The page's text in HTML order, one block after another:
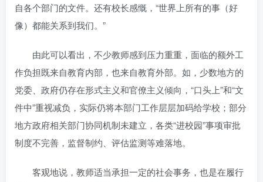
自各个部门的文件。还有校长感慨，“世界上所有的事（好
像）都能关系到我们。”
由此可以看出，不少教师感到压力重重，面临的额外工
作负担既来自教育内部，也来自教育外部。如，少数地方的
党委、政府仍存在形式主义和官僚主义倾向，“口头上”和“文
件中”重视减负，实际仍将本部门工作层层加码给学校；部分
地方政府相关部门协同机制未建立，各类“进校园”事项审批
制度不完善，监督制约、评估监测等难落地。
客观地说，教师适当承担一定的社会事务，也是在履行